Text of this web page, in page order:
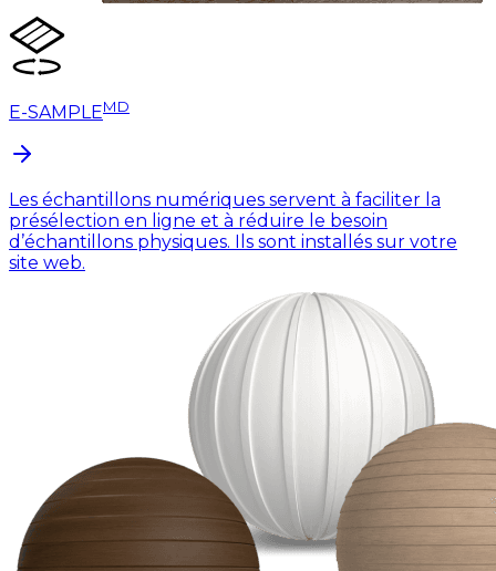
E-SAMPLEMD
Les échantillons numériques servent à faciliter la
présélection en ligne et à réduire le besoin
d’échantillons physiques. Ils sont installés sur votre
site web.